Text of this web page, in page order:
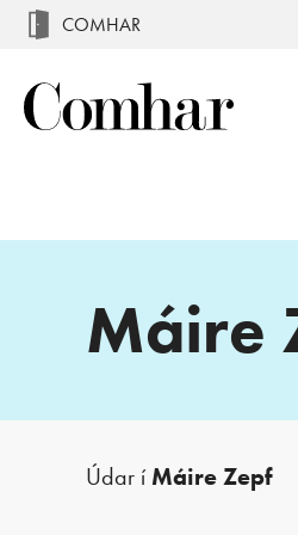
COMHAR
Máire
Údar íMáire Zepf